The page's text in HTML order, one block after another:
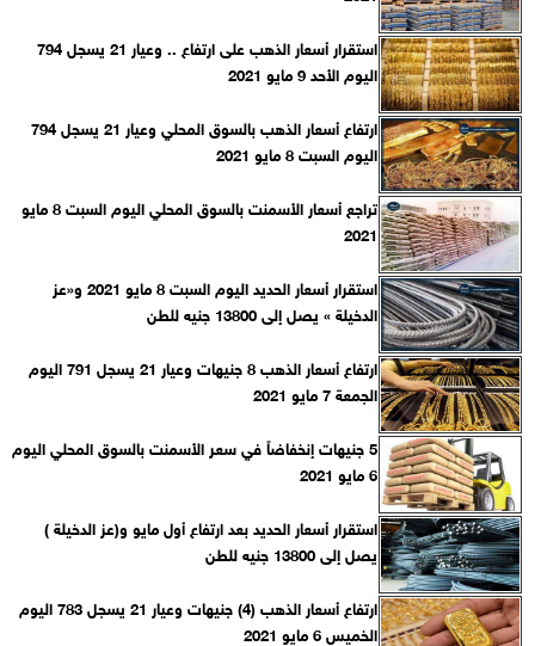
استقرار أسعار الذهب على ارتفاع .. وعيار 21 يسجل 794
اليوم الأحد 9 مايو 2021
ارتفاع أسعار الذهب بالسوق المحلي وعيار 21 يسجل 794
اليوم السبت 8 مايو 2021
تراجع أسعار الأسمنت بالسوق المحلي اليوم السبت 8 مايو
2021
استقرار أسعار الحديد اليوم السبت 8 مايو 2021 و«عز
الدخيلة » يصل إلى 13800 جنيه للطن
ارتفاع أسعار الذهب 8 جنيهات وعيار 21 يسجل 791 اليوم
الجمعة 7 مايو 2021
5 جنيهات إنخفاضاً في سعر الأسمنت بالسوق المحلي اليوم
6 مايو 2021
استقرار أسعار الحديد بعد ارتفاع أول مايو و(عز الدخيلة )
يصل إلى 13800 جنيه للطن
ارتفاع أسعار الذهب (4) جنيهات وعيار 21 يسجل 783 اليوم
الخميس 6 مايو 2021